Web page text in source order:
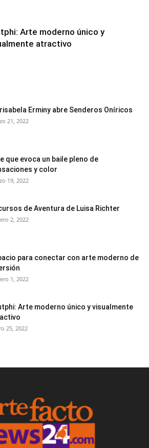
Arte moderno único y
atractivo
Erminy abre Senderos Oníricos
21, 2022
que evoca un baile pleno de
y color
19, 2022
de Aventura de Luisa Richter
2, 2022
para conectar con arte moderno de
1, 2022
Arte moderno único y visualmente
25, 2022